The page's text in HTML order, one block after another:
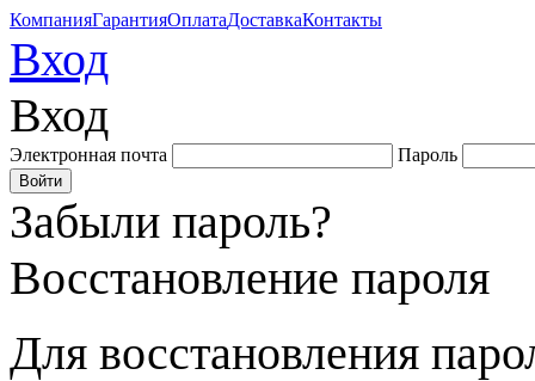
КомпанияГарантияОплатаДоставкаКонтакты
Вход
Вход
Электронная почта Пароль
Забыли пароль?
Восстановление пароля
Для восстановления